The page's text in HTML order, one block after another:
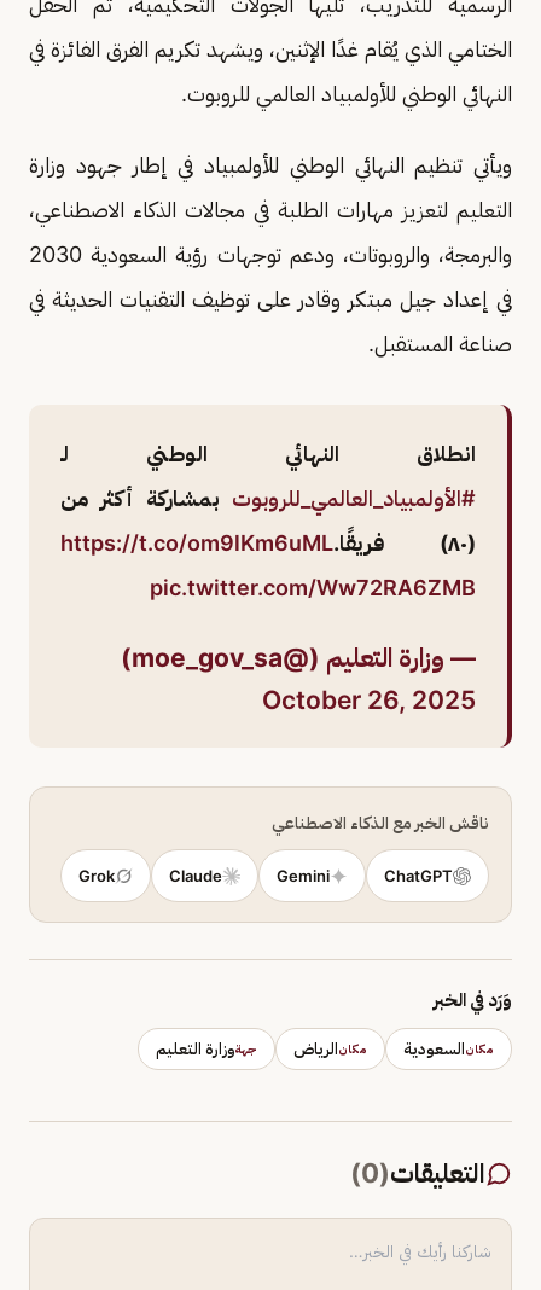
الختامي الذي يُقام غدًا الإثنين، ويشهد تكريم الفرق الفائزة في
النهائي الوطني للأولمبياد العالمي للروبوت.
ويأتي تنظيم النهائي الوطني للأولمبياد في إطار جهود وزارة
التعليم لتعزيز مهارات الطلبة في مجالات الذكاء الاصطناعي،
والبرمجة، والروبوتات، ودعم توجهات رؤية السعودية 2030
في إعداد جيل مبتكر وقادر على توظيف التقنيات الحديثة في
صناعة المستقبل.
انطلاق النهائي الوطني لـ
#الأولمبياد_العالمي_للروبوت بمشاركة أكثر من
(٨٠) فريقًا.
https://t.co/om9lKm6uML
pic.twitter.com/Ww72RA6ZMB
— وزارة التعليم (@moe_gov_sa)
October 26, 2025
ناقش الخبر مع الذكاء الاصطناعي
ChatGPT
Gemini
Claude
Grok
وَرَد في الخبر
مكانالسعودية مكانالرياض جهةوزارة التعليم
التعليقات(
0
)